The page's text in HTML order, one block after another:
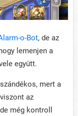
o-Bot, de az
lemenjen a
együtt.
mert a
az
még kontroll